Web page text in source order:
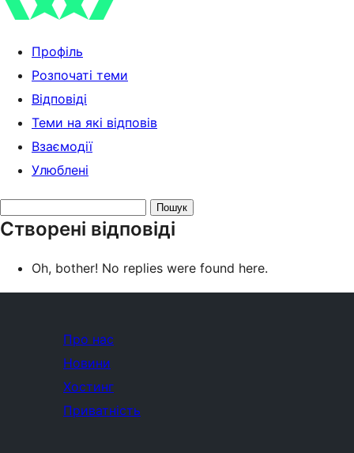
Профіль
Розпочаті теми
Відповіді
Теми на які відповів
Взаємодії
Улюблені
replies:
Створені відповіді
Oh, bother! No replies were found here.
Про нас
Новини
Хостинг
Приватність